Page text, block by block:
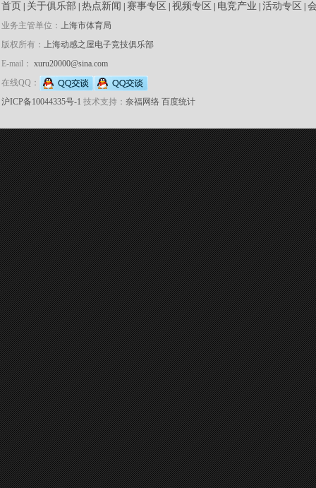
首页 关于俱乐部 热点新闻 赛事专区 视频专区 电竞产业 活动专区
业务主管单位： 上海市体育局
版权所有： 上海动感之屋电子竞技俱乐部
E-mail： xuru20000@sina.com
在线QQ：
沪ICP备10044335号-1 技术支持： 奈福网络 百度统计